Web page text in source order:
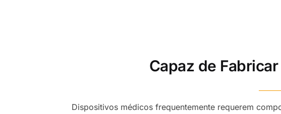
Capaz de
Dispositivos médicos frequentemente requerem